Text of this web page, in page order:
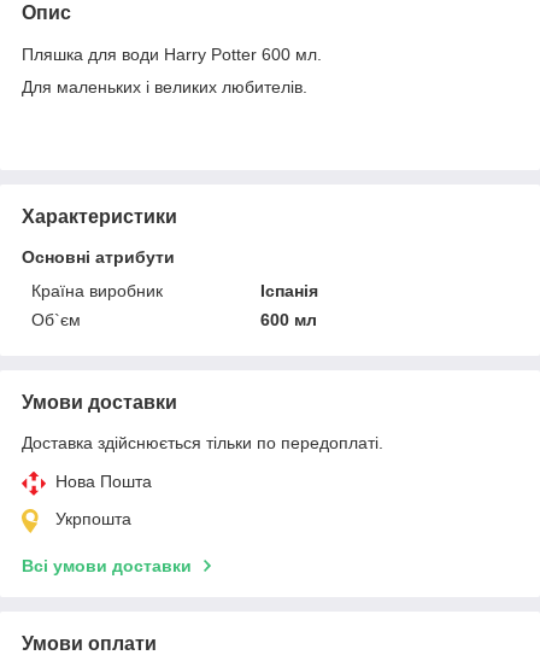
Опис
Пляшка для води Harry Potter 600 мл.
Для маленьких і великих любителів.
Характеристики
Основні атрибути
Країна виробник
Іспанія
Об`єм
600 мл
Умови доставки
Доставка здійснюється тільки по передоплаті.
Нова Пошта
Укрпошта
Всі умови доставки
Умови оплати